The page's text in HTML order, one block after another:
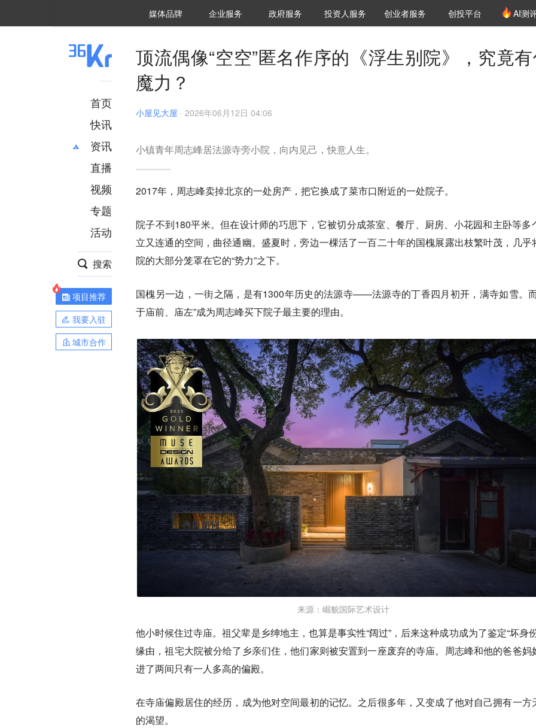
媒体品牌 36Kr研究院
企业服务 城市之窗
政府服务 VClub投资机构库
投资机构职位推介
投资人服务 创投氪堂
创业者服务 创投平台 AI测
首页
快讯
资讯
推荐
财经
项目推荐
安徽
直播
视频
专题
活动
搜索
项目推荐
我要入驻
城市合作
顶流偶像“空空”匿名作序的《浮生别院》，究竟
魔力？
小屋见大屋 · 2026年06月12日 04:06
小镇青年周志峰居法源寺旁小院，向内见己，快意人生。
2017年，周志峰卖掉北京的一处房产，把它换成了菜市口附近的一处院子。
院子不到180平米。但在设计师的巧思下，它被切分成茶室、餐厅、厨房、小花园和主卧等多
立又连通的空间，曲径通幽。盛夏时，旁边一棵活了一百二十年的国槐展露出枝繁叶茂，几乎
院的大部分笼罩在它的“势力”之下。
国槐另一边，一街之隔，是有1300年历史的法源寺——法源寺的丁香四月初开，满寺如雪。
于庙前、庙左”成为周志峰买下院子最主要的理由。
来源：崛貌国际艺术设计
他小时候住过寺庙。祖父辈是乡绅地主，也算是事实性“阔过”，后来这种成功成为了鉴定“坏身
缘由，祖宅大院被分给了乡亲们住，他们家则被安置到一座废弃的寺庙。周志峰和他的爸爸妈
进了两间只有一人多高的偏殿。
在寺庙偏殿居住的经历，成为他对空间最初的记忆。之后很多年，又变成了他对自己拥有一方
的渴望。